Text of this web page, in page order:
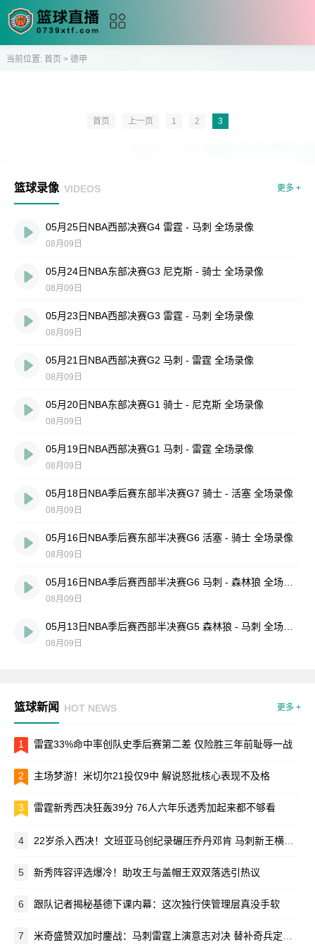
当前位置: 首页 > 德甲
首页 上一页 1 2 3
篮球录像 VIDEOS 更多 +
05月25日NBA西部决赛G4 雷霆 - 马刺 全场录像
08月09日
05月24日NBA东部决赛G3 尼克斯 - 骑士 全场录像
08月09日
05月23日NBA西部决赛G3 雷霆 - 马刺 全场录像
08月09日
05月21日NBA西部决赛G2 马刺 - 雷霆 全场录像
08月09日
05月20日NBA东部决赛G1 骑士 - 尼克斯 全场录像
08月09日
05月19日NBA西部决赛G1 马刺 - 雷霆 全场录像
08月09日
05月18日NBA季后赛东部半决赛G7 骑士 - 活塞 全场录像
08月09日
05月16日NBA季后赛东部半决赛G6 活塞 - 骑士 全场录像
08月09日
08月09日
08月09日
篮球新闻 HOT NEWS 更多 +
1 雷霆33%命中率创队史季后赛第二差 仅险胜三年前耻辱一战
2 主场梦游！米切尔21投仅9中 解说怒批核心表现不及格
3 雷霆新秀西决狂轰39分 76人六年乐透秀加起来都不够看
4 22岁杀入西决！文班亚马创纪录碾压乔丹邓肯 马刺新王横空出世
5 新秀阵容评选爆冷！助攻王与盖帽王双双落选引热议
6 跟队记者揭秘基德下课内幕：这次独行侠管理层真没手软
7 米奇盛赞双加时鏖战：马刺雷霆上演意志对决 替补奇兵定乾坤